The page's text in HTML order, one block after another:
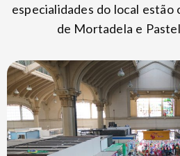
especialidades do local estão
de Mortadela e